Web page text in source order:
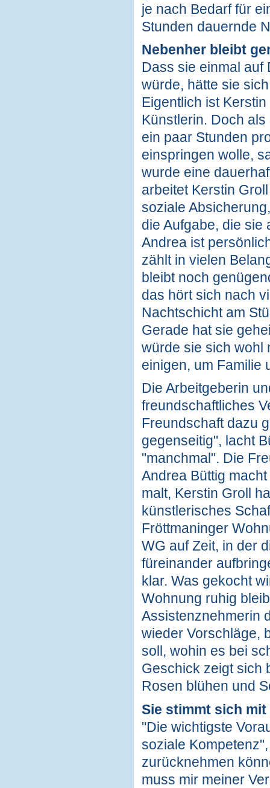
je nach Bedarf für
Stunden dauernde
Nebenher bleibt
Dass sie einmal auf
würde, hätte sie
Eigentlich ist
Künstlerin. Doch
ein paar Stunden
einspringen wolle,
wurde eine
arbeitet Kerstin
soziale
die Aufgabe, die sie
Andrea ist
zählt in vielen
bleibt noch
das hört sich nach
Nachtschicht am
Gerade hat sie
würde sie sich wohl
einigen, um Familie
Die Arbeitgeberin
freundschaftliches
Freundschaft dazu
gegenseitig", lacht
"manchmal". Die
Andrea Büttig
malt, Kerstin Groll
künstlerisches
Fröttmaninger
WG auf Zeit, in der
füreinander
klar. Was gekocht
Wohnung ruhig
Assistenznehmerin
wieder Vorschläge,
soll, wohin es bei
Geschick zeigt sich
Rosen blühen und
Sie stimmt sich
"Die wichtigste
soziale
zurücknehmen
muss mir meiner